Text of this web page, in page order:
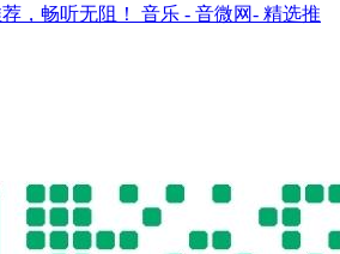
音乐 - 音微网- 精选推